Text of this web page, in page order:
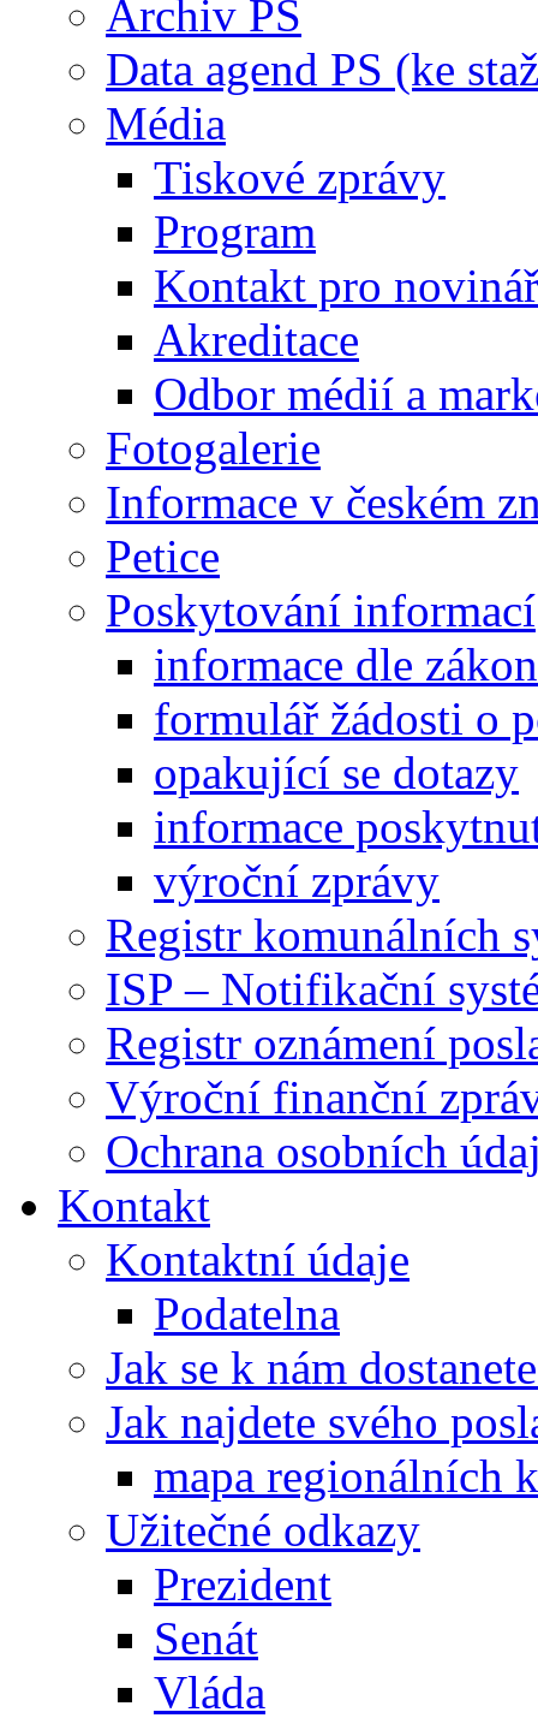
Archiv PS
Data agend PS (ke
Média
Tiskové zprávy
Program
Kontakt pro
Akreditace
Odbor médií a
Fotogalerie
Informace v českém
Petice
Poskytování informací
informace dle
formulář žádosti o
opakující se dotazy
informace
výroční zprávy
Registr komunálních
ISP – Notifikační
Registr oznámení
Výroční finanční
Ochrana osobních
Kontakt
Kontaktní údaje
Podatelna
Jak se k nám
Jak najdete svého
mapa regionálních
Užitečné odkazy
Prezident
Senát
Vláda